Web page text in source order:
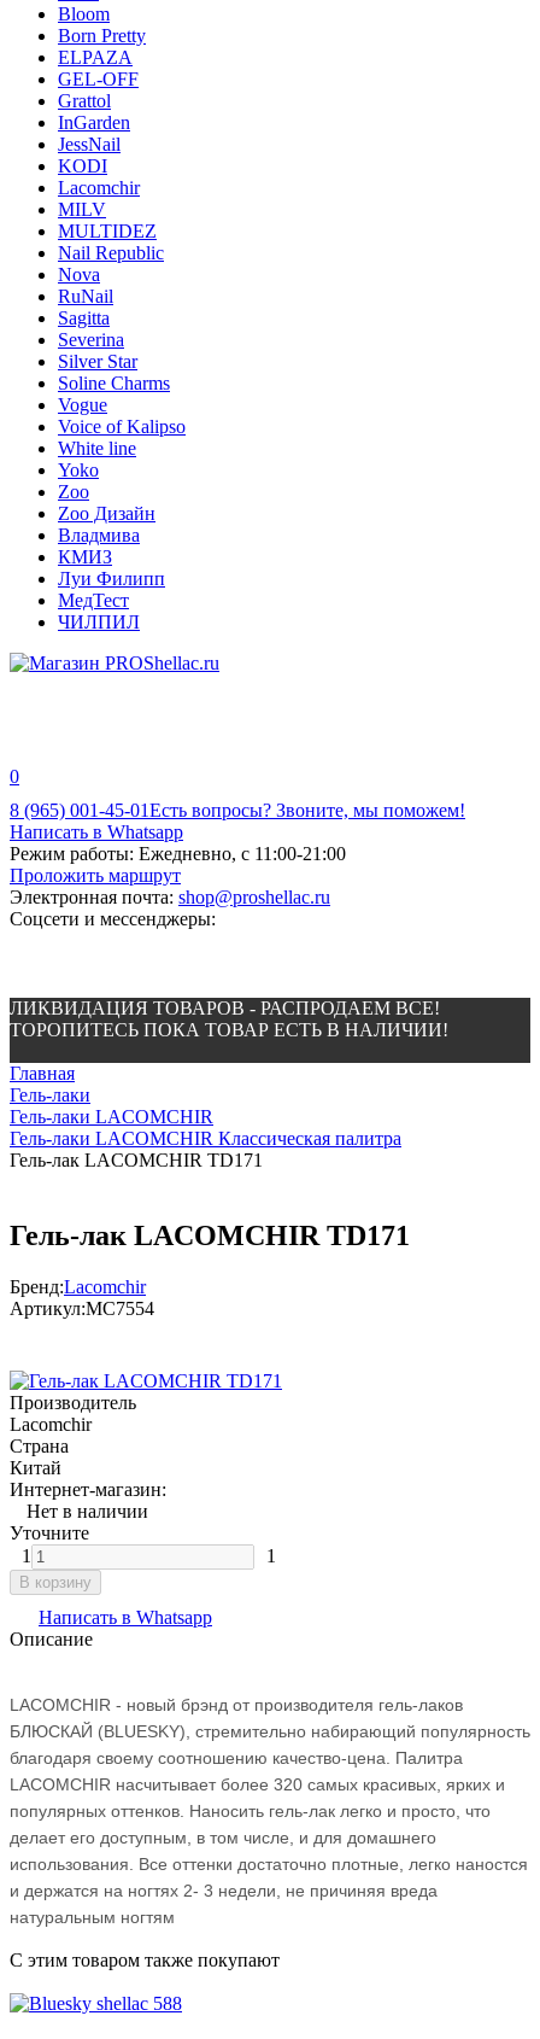
Bloom
Born Pretty
ELPAZA
GEL-OFF
Grattol
InGarden
JessNail
KODI
Lacomchir
MILV
MULTIDEZ
Nail Republic
Nova
RuNail
Sagitta
Severina
Silver Star
Soline Charms
Vogue
Voice of Kalipso
White line
Yoko
Zoo
Zoo Дизайн
Владмива
КМИЗ
Луи Филипп
МедТест
ЧИЛПИЛ
0
8 (965) 001-45-01Есть вопросы? Звоните, мы поможем!
Написать в Whatsapp
Режим работы: Ежедневно, с 11:00-21:00
Проложить маршрут
Электронная почта: shop@proshellac.ru
Соцсети и мессенджеры:
ЛИКВИДАЦИЯ ТОВАРОВ - РАСПРОДАЕМ ВСЕ!
ТОРОПИТЕСЬ ПОКА ТОВАР ЕСТЬ В НАЛИЧИИ!
Главная
Гель-лаки
Гель-лаки LACOMCHIR
Гель-лаки LACOMCHIR Классическая палитра
Гель-лак LACOMCHIR TD171
Гель-лак LACOMCHIR TD171
Бренд:Lacomchir
Артикул:МС7554
Производитель
Lacomchir
Страна
Китай
Интернет-магазин:
Нет в наличии
Уточните
1
1
В корзину
Написать в Whatsapp
Описание
LACOMCHIR - новый брэнд от производителя гель-лаков
БЛЮСКАЙ (BLUESKY), стремительно набирающий популярность
благодаря своему соотношению качество-цена. Палитра
LACOMCHIR насчитывает более 320 самых красивых, ярких и
популярных оттенков. Наносить гель-лак легко и просто, что
делает его доступным, в том числе, и для домашнего
использования. Все оттенки достаточно плотные, легко наностся
и держатся на ногтях 2- 3 недели, не причиняя вреда
натуральным ногтям
C этим товаром также покупают